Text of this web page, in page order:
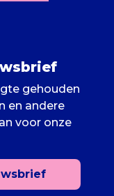
gehouden
en andere
voor onze